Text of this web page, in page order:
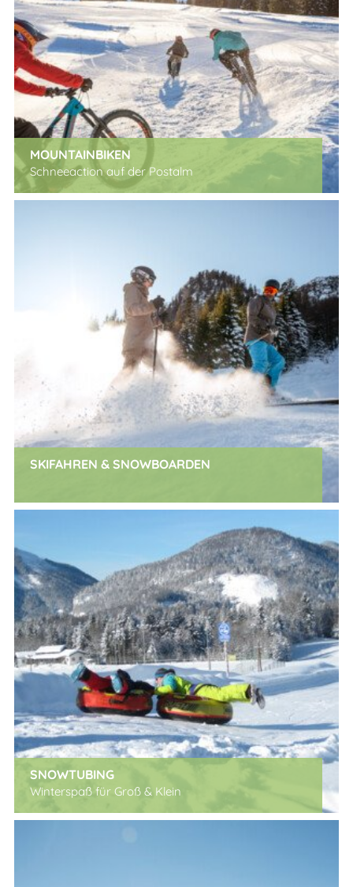
MOUNTAINBIKEN
Schneeaction auf der Postalm
x
SKIFAHREN & SNOWBOARDEN
x
SNOWTUBING
Winterspaß für Groß & Klein
x